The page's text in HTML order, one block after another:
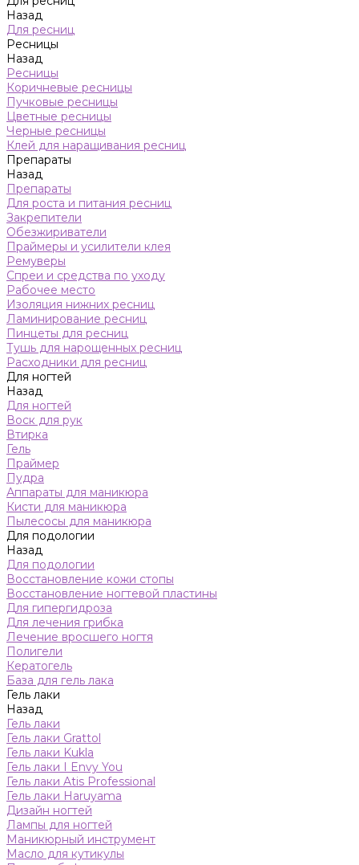
Назад
Для ресниц
Ресницы
Назад
Ресницы
Коричневые ресницы
Пучковые ресницы
Цветные ресницы
Черные ресницы
Клей для наращивания ресниц
Препараты
Назад
Препараты
Для роста и питания ресниц
Закрепители
Обезжириватели
Праймеры и усилители клея
Ремуверы
Спреи и средства по уходу
Рабочее место
Изоляция нижних ресниц
Ламинирование ресниц
Пинцеты для ресниц
Тушь для нарощенных ресниц
Расходники для ресниц
Для ногтей
Назад
Для ногтей
Воск для рук
Втирка
Гель
Праймер
Пудра
Аппараты для маникюра
Кисти для маникюра
Пылесосы для маникюра
Для подологии
Назад
Для подологии
Восстановление кожи стопы
Восстановление ногтевой пластины
Для гипергидроза
Для лечения грибка
Лечение вросшего ногтя
Полигели
Кератогель
База для гель лака
Гель лаки
Назад
Гель лаки
Гель лаки Grattol
Гель лаки Kukla
Гель лаки I Envy You
Гель лаки Atis Professional
Гель лаки Haruyama
Дизайн ногтей
Лампы для ногтей
Маникюрный инструмент
Масло для кутикулы